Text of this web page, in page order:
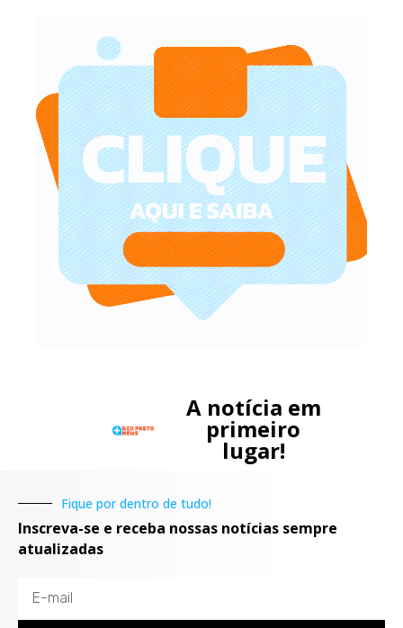
A notícia em
primeiro
lugar!
Fique por dentro de tudo!
Inscreva-se e receba nossas notícias sempre
atualizadas